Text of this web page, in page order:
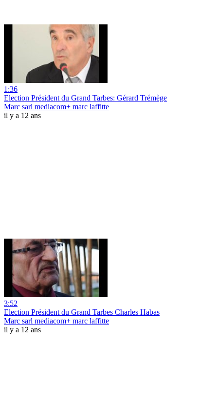
1:36
Election Président du Grand Tarbes: Gérard Trémège
Marc sarl mediacom+ marc laffitte
il y a 12 ans
3:52
Election Président du Grand Tarbes Charles Habas
Marc sarl mediacom+ marc laffitte
il y a 12 ans